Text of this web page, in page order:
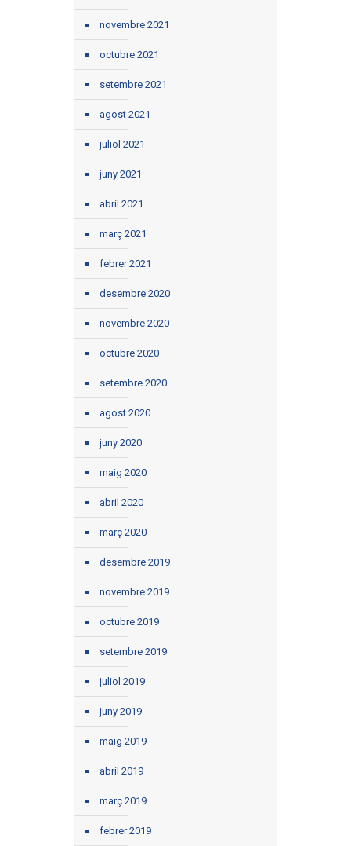
novembre 2021
octubre 2021
setembre 2021
agost 2021
juliol 2021
juny 2021
abril 2021
març 2021
febrer 2021
desembre 2020
novembre 2020
octubre 2020
setembre 2020
agost 2020
juny 2020
maig 2020
abril 2020
març 2020
desembre 2019
novembre 2019
octubre 2019
setembre 2019
juliol 2019
juny 2019
maig 2019
abril 2019
març 2019
febrer 2019